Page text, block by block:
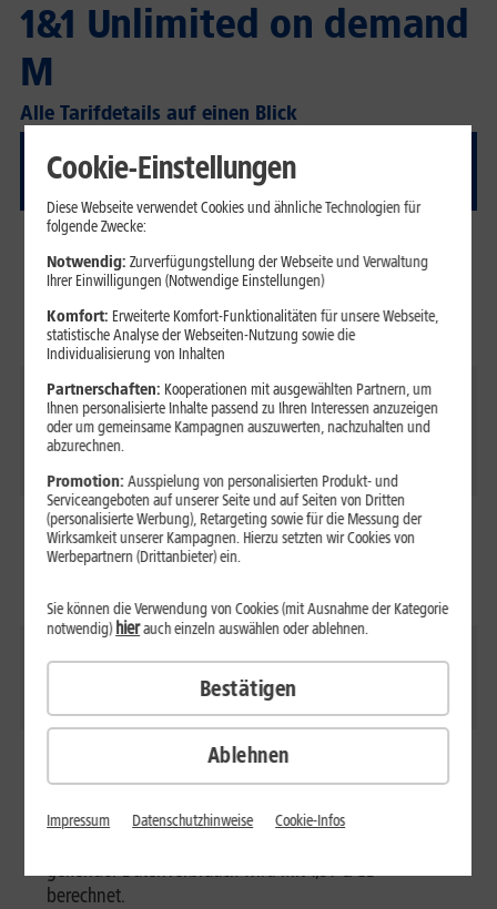
1&1 Unlimited on demand
M
Alle Tarifdetails auf einen Blick
Tarifdetails
Telefonie-Flat
ins deutsche Festnetz & in alle deutschen
Unlimitierte Telefonie (0ct/Min.)
Internet-Flat
50 GB, danach gratis Nachbuchung von Highspeed
Pakten mit 1 GB
Max. Surfgeschwindigkeit (bis zu)
Download: 300 Mbit/s
SMS-Flat
Unlimitierte SMS (0ct/SMS)
Verträgen ohne Vertragslaufzeit) zu pro Monat in der
gehender Datenverbrauch wird mit 1,31 €/GB
berechnet.
Cookie-Einstellungen
Diese Webseite verwendet Cookies und ähnliche Technologien für
folgende Zwecke:
Notwendig: Zurverfügungstellung der Webseite und Verwaltung
Ihrer Einwilligungen (Notwendige Einstellungen)
Komfort: Erweiterte Komfort-Funktionalitäten für unsere Webseite,
statistische Analyse der Webseiten-Nutzung sowie die
Individualisierung von Inhalten
Partnerschaften: Kooperationen mit ausgewählten Partnern, um
Ihnen personalisierte Inhalte passend zu Ihren Interessen anzuzeigen
oder um gemeinsame Kampagnen auszuwerten, nachzuhalten und
abzurechnen.
Promotion:Ausspielung von personalisierten Produkt- und
Serviceangeboten auf unserer Seite und auf Seiten von Dritten
(personalisierte Werbung), Retargeting sowie für die Messung der
Wirksamkeit unserer Kampagnen. Hierzu setzten wir Cookies von
Werbepartnern (Drittanbieter) ein.
Ablehnen
Sie können die Verwendung von Cookies (mit Ausnahme der Kategorie
notwendig) hierauch einzeln auswählen oder ablehnen.
Bestätigen
Impressum Datenschutzhinweise Cookie-Infos